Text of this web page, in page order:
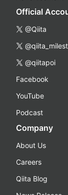
Official
@Qiita
@qiitapoi
Facebook
YouTube
Podcast
Company
About Us
Careers
Qiita Blog